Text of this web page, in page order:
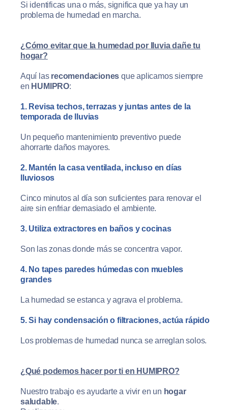
Si identificas una o más, significa que ya hay un
problema de humedad en marcha.
¿Cómo evitar que la humedad por lluvia dañe tu
hogar?
Aquí las recomendaciones que aplicamos siempre
en HUMIPRO:
1. Revisa techos, terrazas y juntas antes de la
temporada de lluvias
Un pequeño mantenimiento preventivo puede
ahorrarte daños mayores.
2. Mantén la casa ventilada, incluso en días
lluviosos
Cinco minutos al día son suficientes para renovar el
aire sin enfriar demasiado el ambiente.
3. Utiliza extractores en baños y cocinas
Son las zonas donde más se concentra vapor.
4. No tapes paredes húmedas con muebles
grandes
La humedad se estanca y agrava el problema.
5. Si hay condensación o filtraciones, actúa rápido
Los problemas de humedad nunca se arreglan solos.
¿Qué podemos hacer por ti en HUMIPRO?
Nuestro trabajo es ayudarte a vivir en un hogar
saludable.